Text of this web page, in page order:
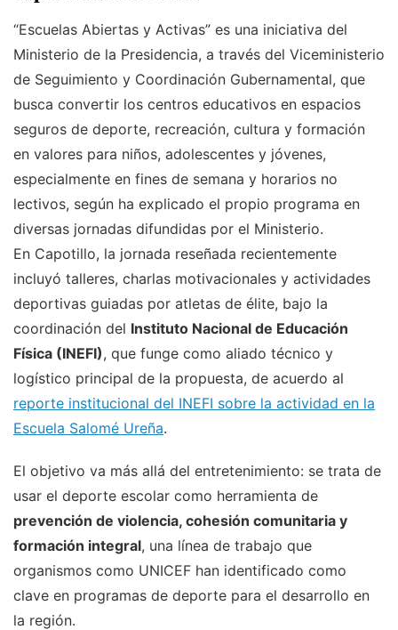
“Escuelas Abiertas y Activas” es una iniciativa del
Ministerio de la Presidencia, a través del Viceministerio
de Seguimiento y Coordinación Gubernamental, que
busca convertir los centros educativos en espacios
seguros de deporte, recreación, cultura y formación
en valores para niños, adolescentes y jóvenes,
especialmente en fines de semana y horarios no
lectivos, según ha explicado el propio programa en
diversas jornadas difundidas por el Ministerio.
En Capotillo, la jornada reseñada recientemente
incluyó talleres, charlas motivacionales y actividades
deportivas guiadas por atletas de élite, bajo la
coordinación del Instituto Nacional de Educación
Física (INEFI), que funge como aliado técnico y
logístico principal de la propuesta, de acuerdo al
reporte institucional del INEFI sobre la actividad en la
Escuela Salomé Ureña.
El objetivo va más allá del entretenimiento: se trata de
usar el deporte escolar como herramienta de
prevención de violencia, cohesión comunitaria y
formación integral, una línea de trabajo que
organismos como UNICEF han identificado como
clave en programas de deporte para el desarrollo en
la región.